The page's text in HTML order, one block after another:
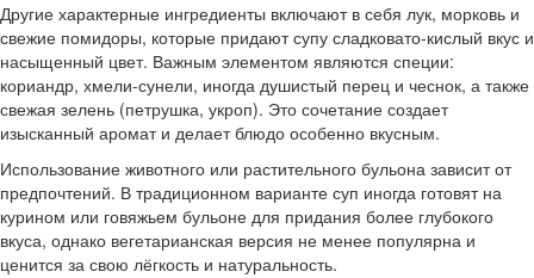
Другие характерные ингредиенты включают в себя лук, морковь и
свежие помидоры, которые придают супу сладковато-кислый вкус и
насыщенный цвет. Важным элементом являются специи:
кориандр, хмели-сунели, иногда душистый перец и чеснок, а также
свежая зелень (петрушка, укроп). Это сочетание создает
изысканный аромат и делает блюдо особенно вкусным.
Использование животного или растительного бульона зависит от
предпочтений. В традиционном варианте суп иногда готовят на
курином или говяжьем бульоне для придания более глубокого
вкуса, однако вегетарианская версия не менее популярна и
ценится за свою лёгкость и натуральность.